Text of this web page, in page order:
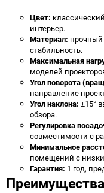
Цвет:
интерьер.
Материал: прочный
стабильность.
Максимальная
моделей
Угол поворота
направление
Угол наклона: ±15°
обзора.
Регулировка
совместимости с
Минимальное
помещений с
Гарантия: 1 год,